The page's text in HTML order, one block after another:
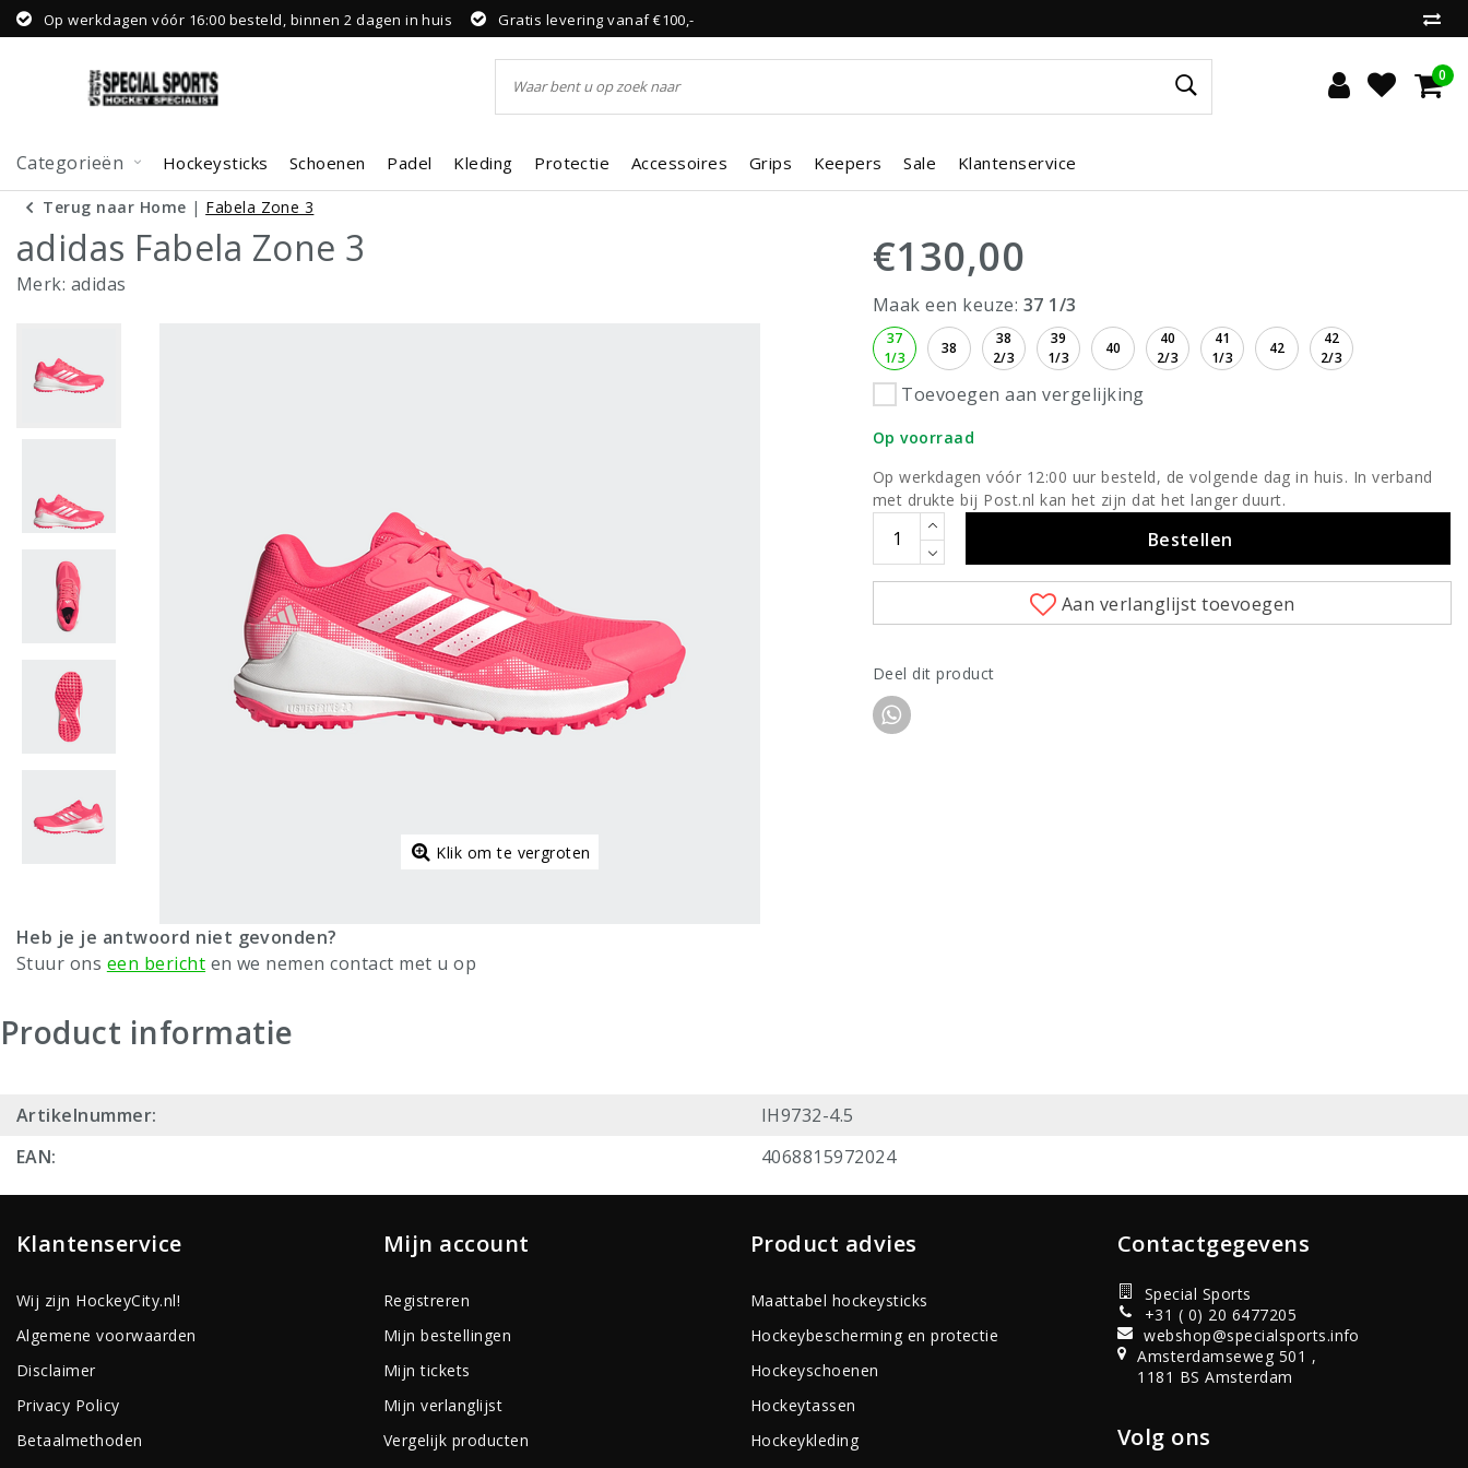
Op werkdagen vóór 16:00 besteld, binnen 2 dagen in huis Gratis levering vanaf €100,-
0
Categorieën Hockeysticks Schoenen Padel Kleding Protectie Accessoires Grips Keepers Sale Klantenservice
Terug naar Home | Fabela Zone 3
adidas Fabela Zone 3
Merk: adidas
Klik om te vergroten
€130,00
Maak een keuze: 37 1/3
37
1/3
38
38
2/3
39
1/3
40
40
2/3
41
1/3
42
42
2/3
Toevoegen aan vergelijking
Op voorraad
Op werkdagen vóór 12:00 uur besteld, de volgende dag in huis. In verband
met drukte bij Post.nl kan het zijn dat het langer duurt.
Bestellen
Aan verlanglijst toevoegen
Deel dit product
Heb je je antwoord niet gevonden?
Stuur ons een bericht en we nemen contact met u op
Product informatie
Artikelnummer:
IH9732-4.5
EAN:
4068815972024
Klantenservice
Wij zijn HockeyCity.nl!
Algemene voorwaarden
Disclaimer
Privacy Policy
Betaalmethoden
Mijn account
Registreren
Mijn bestellingen
Mijn tickets
Mijn verlanglijst
Vergelijk producten
Product advies
Maattabel hockeysticks
Hockeybescherming en protectie
Hockeyschoenen
Hockeytassen
Hockeykleding
Contactgegevens
Special Sports
+31 ( 0) 20 6477205
webshop@specialsports.info
Amsterdamseweg 501 ,
1181 BS Amsterdam
Volg ons